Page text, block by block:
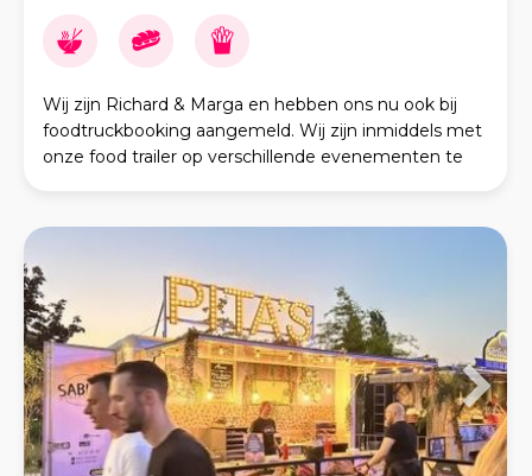
Wij zijn Richard & Marga en hebben ons nu ook bij
foodtruckbooking aangemeld. Wij zijn inmiddels met
onze food trailer op verschillende evenementen te